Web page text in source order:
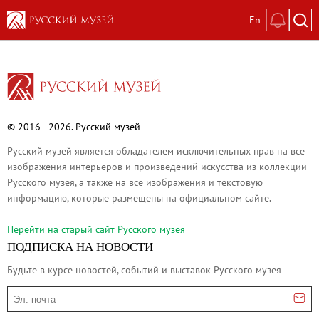
En
Великая. Образ женщины в русском
Иван Шишкин. Русский лес
Василий Тропинин
Окрестности Санкт-Петербурга в
Памяти Киры Владимировны
Постоянная экспозиция «Наш
Русское искусство первой половины
Древнерусское искусство ХII—XVII
© 2016 - 2026. Русский музей
Русский музей является обладателем исключительных прав на все
изображения интерьеров и произведений искусства из коллекции
Русского музея, а также на все изображения и текстовую
информацию, которые размещены на официальном сайте.
Перейти на cтарый сайт Русского музея
ПОДПИСКА НА НОВОСТИ
Будьте в курсе новостей, событий и выставок Русского музея
Эл. почта